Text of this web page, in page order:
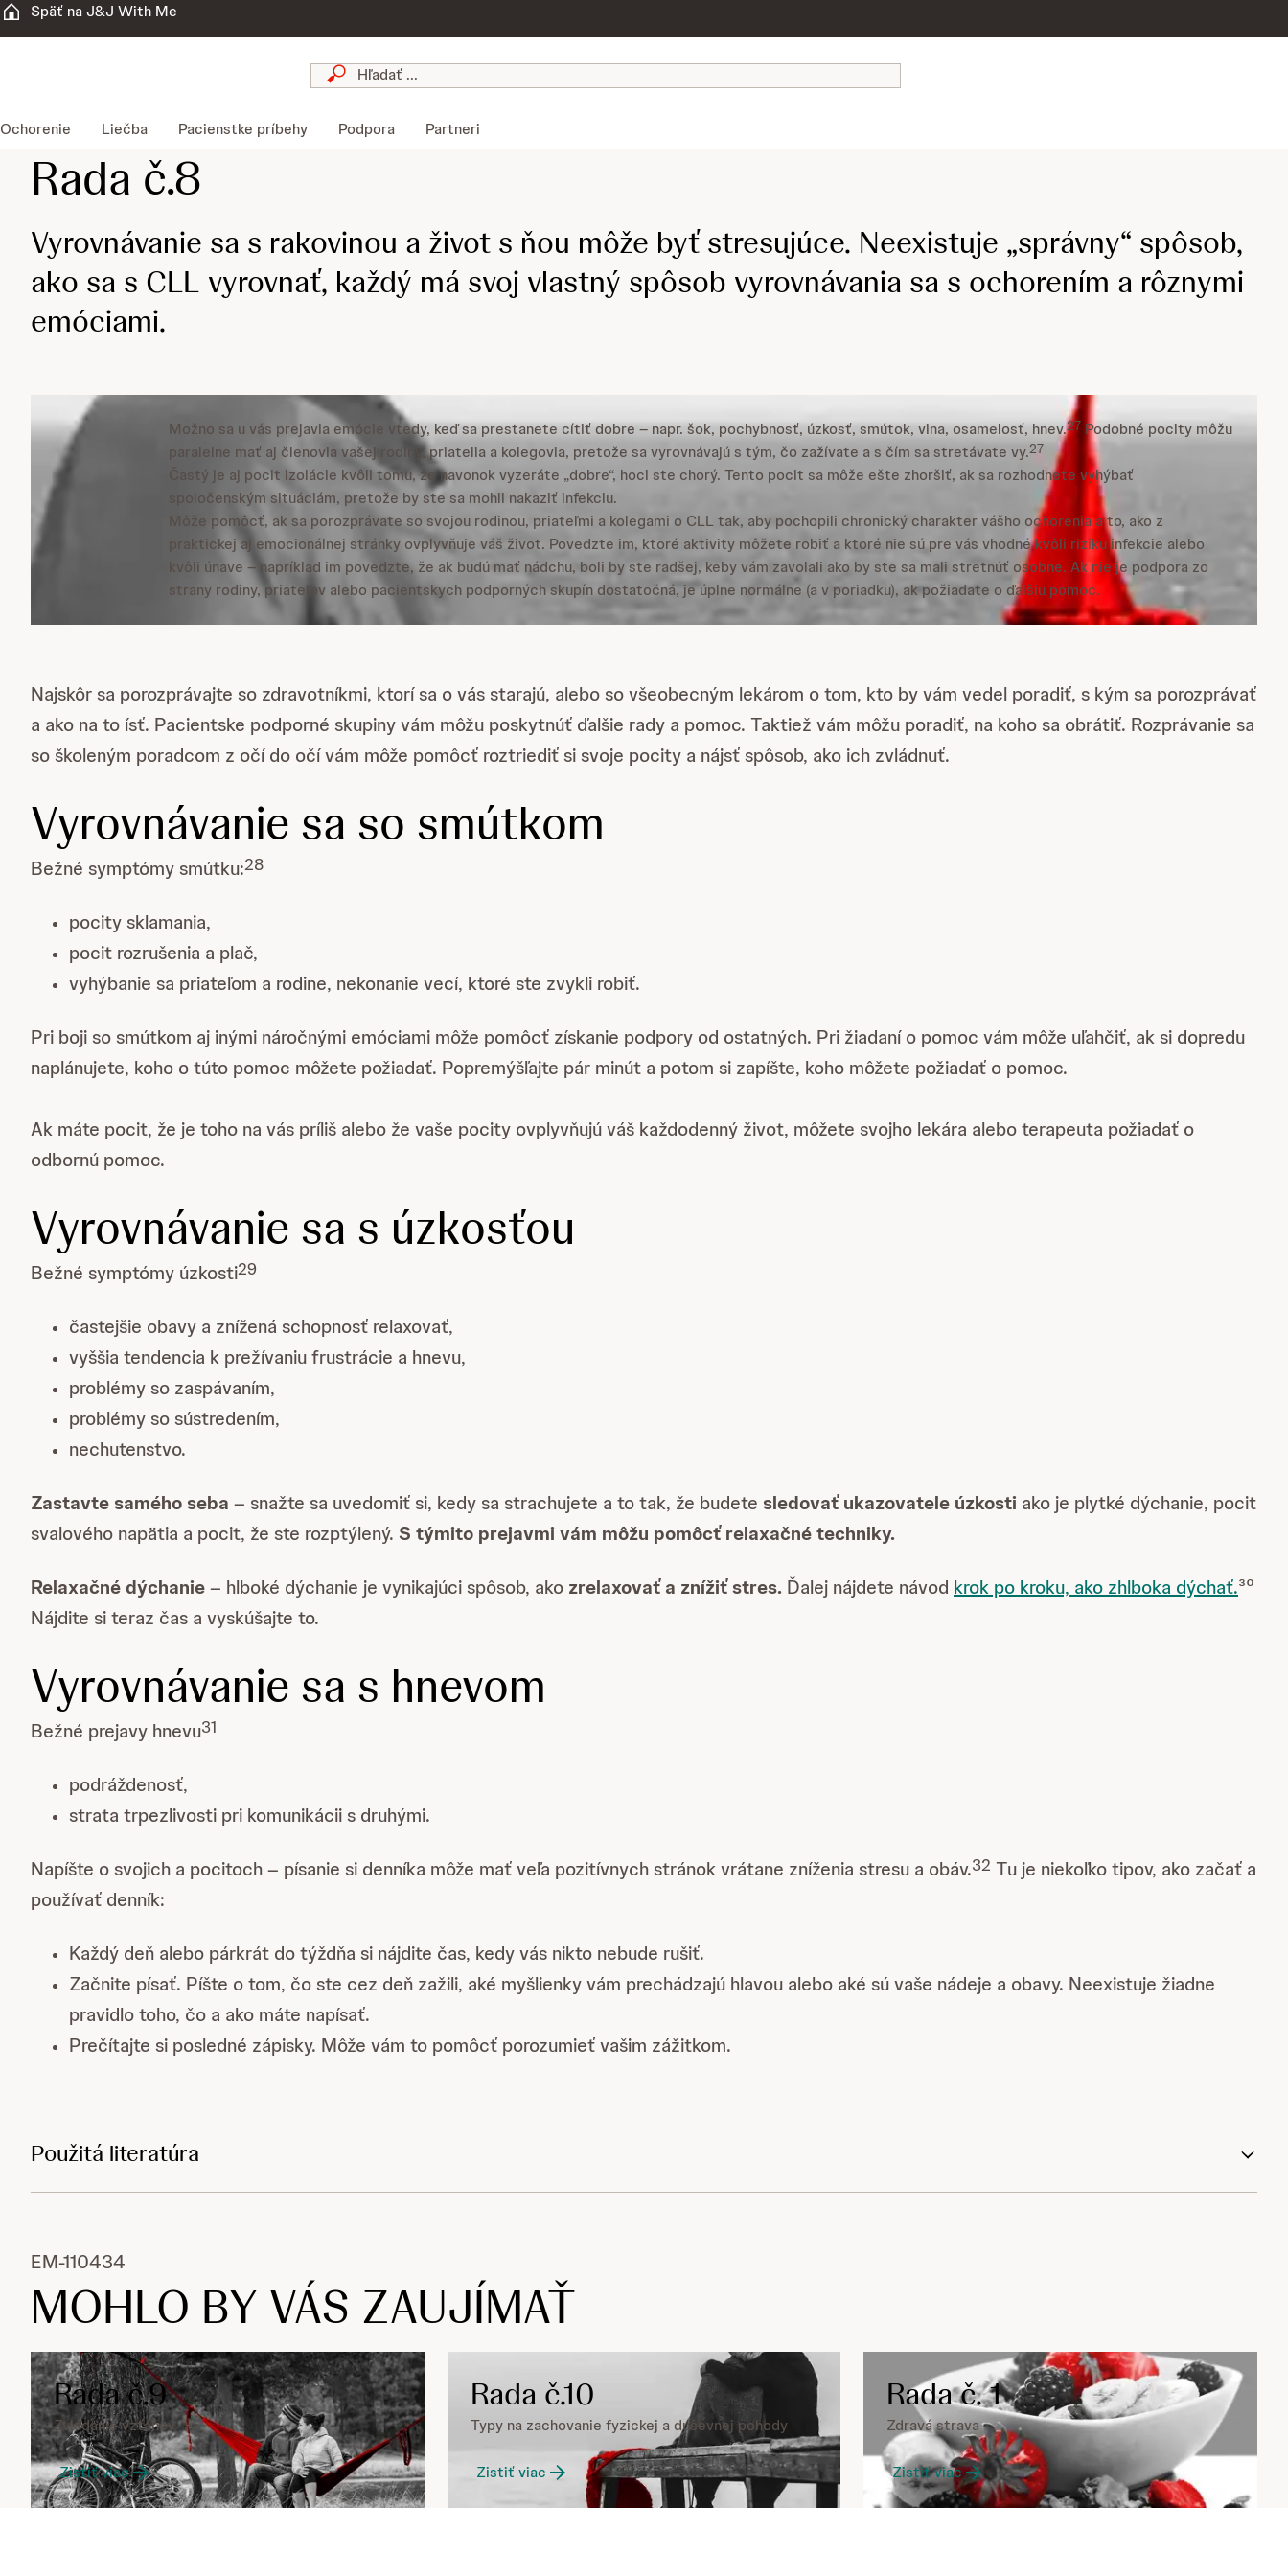
Späť na J&J With Me
Ochorenie Liečba Pacienstke príbehy Podpora Partneri
Rada č.8
Vyrovnávanie sa s rakovinou a život s ňou môže byť stresujúce. Neexistuje „správny“ spôsob,
ako sa s CLL vyrovnať, každý má svoj vlastný spôsob vyrovnávania sa s ochorením a rôznymi
emóciami.
Možno sa u vás prejavia emócie vtedy, keď sa prestanete cítiť dobre – napr. šok, pochybnosť, úzkosť, smútok, vina, osamelosť, hnev.27 Podobné pocity môžu
paralelne mať aj členovia vašej rodiny, priatelia a kolegovia, pretože sa vyrovnávajú s tým, čo zažívate a s čím sa stretávate vy.27
Častý je aj pocit izolácie kvôli tomu, že navonok vyzeráte „dobre“, hoci ste chorý. Tento pocit sa môže ešte zhoršiť, ak sa rozhodnete vyhýbať
spoločenským situáciám, pretože by ste sa mohli nakaziť infekciu.
Môže pomôcť, ak sa porozprávate so svojou rodinou, priateľmi a kolegami o CLL tak, aby pochopili chronický charakter vášho ochorenia a to, ako z
praktickej aj emocionálnej stránky ovplyvňuje váš život. Povedzte im, ktoré aktivity môžete robiť a ktoré nie sú pre vás vhodné kvôli riziku infekcie alebo
kvôli únave – napríklad im povedzte, že ak budú mať nádchu, boli by ste radšej, keby vám zavolali ako by ste sa mali stretnúť osobne. Ak nie je podpora zo
strany rodiny, priateľov alebo pacientskych podporných skupín dostatočná, je úplne normálne (a v poriadku), ak požiadate o ďalšiu pomoc.
Najskôr sa porozprávajte so zdravotníkmi, ktorí sa o vás starajú, alebo so všeobecným lekárom o tom, kto by vám vedel poradiť, s kým sa porozprávať
a ako na to ísť. Pacientske podporné skupiny vám môžu poskytnúť ďalšie rady a pomoc. Taktiež vám môžu poradiť, na koho sa obrátiť. Rozprávanie sa
so školeným poradcom z očí do očí vám môže pomôcť roztriediť si svoje pocity a nájsť spôsob, ako ich zvládnuť.
Vyrovnávanie sa so smútkom
Bežné symptómy smútku:28
pocity sklamania,
pocit rozrušenia a plač,
vyhýbanie sa priateľom a rodine, nekonanie vecí, ktoré ste zvykli robiť.
Pri boji so smútkom aj inými náročnými emóciami môže pomôcť získanie podpory od ostatných. Pri žiadaní o pomoc vám môže uľahčiť, ak si dopredu
naplánujete, koho o túto pomoc môžete požiadať. Popremýšľajte pár minút a potom si zapíšte, koho môžete požiadať o pomoc.
Ak máte pocit, že je toho na vás príliš alebo že vaše pocity ovplyvňujú váš každodenný život, môžete svojho lekára alebo terapeuta požiadať o
odbornú pomoc.
Vyrovnávanie sa s úzkosťou
Bežné symptómy úzkosti29
častejšie obavy a znížená schopnosť relaxovať,
vyššia tendencia k prežívaniu frustrácie a hnevu,
problémy so zaspávaním,
problémy so sústredením,
nechutenstvo.
Zastavte samého seba – snažte sa uvedomiť si, kedy sa strachujete a to tak, že budete sledovať ukazovatele úzkosti ako je plytké dýchanie, pocit
svalového napätia a pocit, že ste rozptýlený. S týmito prejavmi vám môžu pomôcť relaxačné techniky.
Relaxačné dýchanie– hlboké dýchanie je vynikajúci spôsob, ako zrelaxovať a znížiť stres. Ďalej nájdete návod krok po kroku, ako zhlboka dýchať.³⁰
Nájdite si teraz čas a vyskúšajte to.
Vyrovnávanie sa s hnevom
Bežné prejavy hnevu31
podráždenosť,
strata trpezlivosti pri komunikácii s druhými.
Napíšte o svojich a pocitoch – písanie si denníka môže mať veľa pozitívnych stránok vrátane zníženia stresu a obáv.32 Tu je niekoľko tipov, ako začať a
používať denník:
Každý deň alebo párkrát do týždňa si nájdite čas, kedy vás nikto nebude rušiť.
Začnite písať. Píšte o tom, čo ste cez deň zažili, aké myšlienky vám prechádzajú hlavou alebo aké sú vaše nádeje a obavy. Neexistuje žiadne
pravidlo toho, čo a ako máte napísať.
Prečítajte si posledné zápisky. Môže vám to pomôcť porozumieť vašim zážitkom.
Použitá literatúra
EM-110434
MOHLO BY VÁS ZAUJÍMAŤ
Rada č.9
Zvládanie vzťahov
Zistiť viac
Rada č.10
Typy na zachovanie fyzickej a duševnej pohody
Zistiť viac
Rada č. 1
Zdravá strava
Zistiť viac